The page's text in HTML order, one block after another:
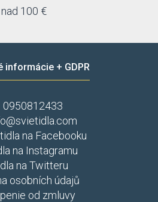
nad 100 €
informácie + GDPR
0950812433
na Facebooku
na Instagramu
na Twitteru
osobních údajů
od zmluvy